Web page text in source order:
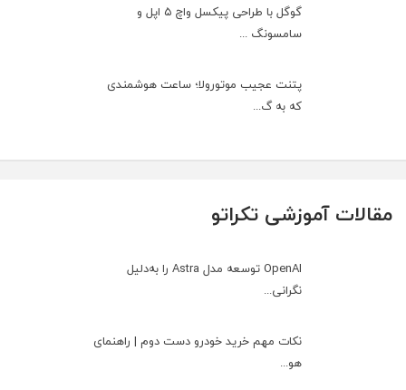
گوگل با طراحی پیکسل واچ ۵ اپل و
سامسونگ ...
پتنت عجیب موتورولا؛ ساعت هوشمندی
که به گ...
مقالات آموزشی تکراتو
OpenAI توسعه مدل Astra را به‌دلیل
نگرانی...
نکات مهم خرید خودرو دست دوم | راهنمای
هو...